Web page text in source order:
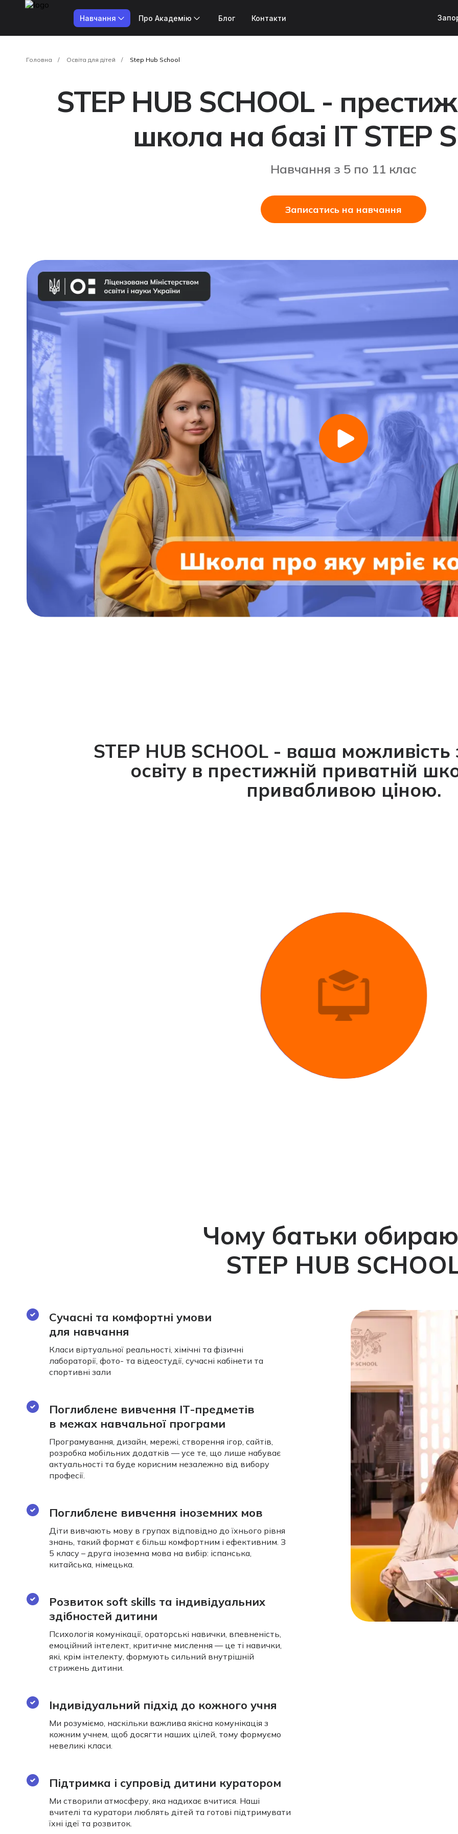
Навчання Про Академію Блог Контакти
Головна Освіта для дітей Step Hub School
STEP HUB SCHOOL -
школа на базі IT STEP
Навчання з 5 по 11 клас
Записатись на навчання
STEP HUB SCHOOL - ваша можливість
освіту в престижній приватній
привабливою ціною.
Чому батьки
STEP HUB
Сучасні та комфортні умови
для навчання
Класи віртуальної реальності, хімічні та фізичні
лабораторії, фото- та відеостудії, сучасні кабінети та
спортивні зали
Поглиблене вивчення ІТ-предметів
в межах навчальної програми
Програмування, дизайн, мережі, створення ігор, сайтів,
розробка мобільних додатків — усе те, що лише набуває
актуальності та буде корисним незалежно від вибору
професії.
Поглиблене вивчення іноземних мов
Діти вивчають мову в групах відповідно до їхнього рівня
знань, такий формат є більш комфортним і ефективним. З
5 класу – друга іноземна мова на вибір: іспанська,
китайська, німецька.
Розвиток soft skills та індивідуальних
здібностей дитини
Психологія комунікації, ораторські навички, впевненість,
емоційний інтелект, критичне мислення — це ті навички,
які, крім інтелекту, формують сильний внутрішній
стрижень дитини.
Індивідуальний підхід до кожного учня
Ми розуміємо, наскільки важлива якісна комунікація з
кожним учнем, щоб досягти наших цілей, тому формуємо
невеликі класи.
Підтримка і супровід дитини куратором
Ми створили атмосферу, яка надихає вчитися. Наші
вчителі та куратори люблять дітей та готові підтримувати
їхні ідеї та розвиток.